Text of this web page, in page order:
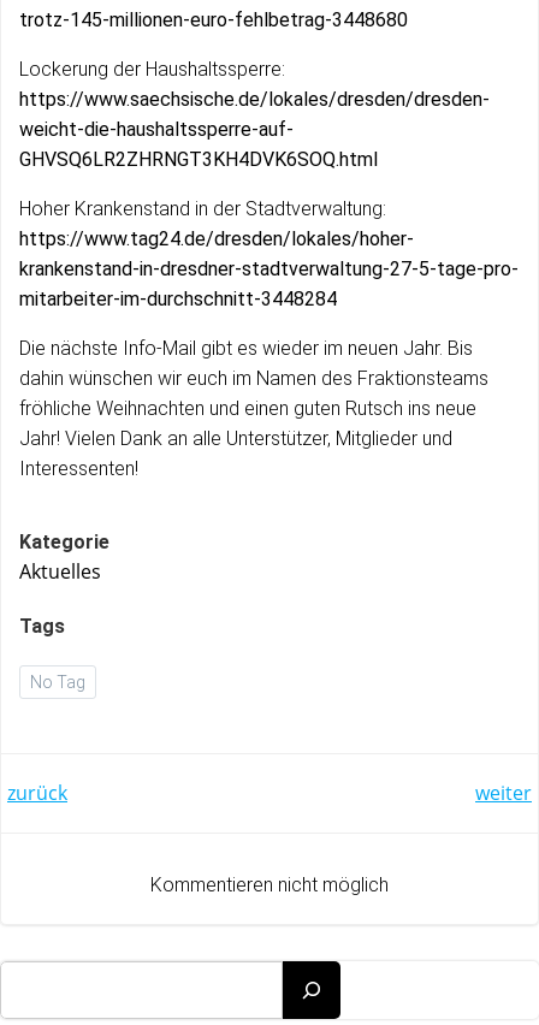
trotz-145-millionen-euro-fehlbetrag-3448680
Lockerung der Haushaltssperre:
https://www.saechsische.de/lokales/dresden/dresden-
weicht-die-haushaltssperre-auf-
GHVSQ6LR2ZHRNGT3KH4DVK6SOQ.html
Hoher Krankenstand in der Stadtverwaltung:
https://www.tag24.de/dresden/lokales/hoher-
krankenstand-in-dresdner-stadtverwaltung-27-5-tage-pro-
mitarbeiter-im-durchschnitt-3448284
Die nächste Info-Mail gibt es wieder im neuen Jahr. Bis
dahin wünschen wir euch im Namen des Fraktionsteams
fröhliche Weihnachten und einen guten Rutsch ins neue
Jahr! Vielen Dank an alle Unterstützer, Mitglieder und
Interessenten!
Kategorie
Aktuelles
Tags
No Tag
Post
navigation
zurück
navigation
weiter
Kommentieren nicht möglich